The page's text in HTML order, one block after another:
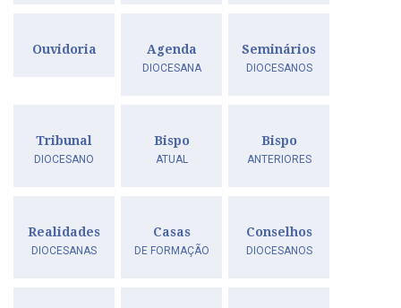
Ouvidoria Agenda
DIOCESANA
Seminários
DIOCESANOS
Tribunal
DIOCESANO
Bispo
ATUAL
Bispo
ANTERIORES
Realidades
DIOCESANAS
Casas
DE FORMAÇÃO
Conselhos
DIOCESANOS